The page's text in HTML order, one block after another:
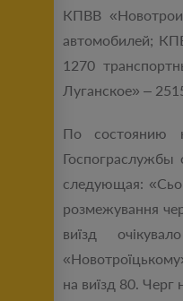
КПВВ
автомобилей;
1270
Луганское» ‒
По состоянию
Госпограслужбы
следующая:
розмежування
виїзд
на виїзд 80. Черг